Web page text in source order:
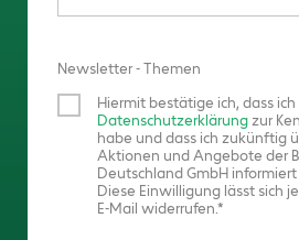
Newsletter - Themen
Hiermit bestätige ich, dass ich
Datenschutzerklärungzur
habe und dass ich zukünftig
Aktionen und Angebote der
Deutschland GmbH
Diese Einwilligung lässt sich
E-Mail widerrufen.